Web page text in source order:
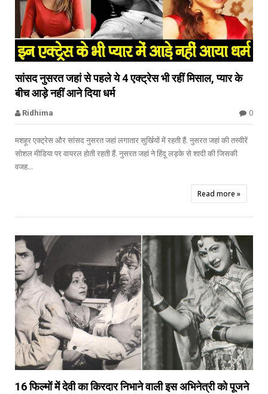
सांसद नुसरत जहां से पहले ये 4 एक्ट्रेस भी रहीं मिसाल, प्यार के
बीच आड़े नहीं आने दिया धर्म
Ridhima 0
मशहूर एक्ट्रेस और सांसद नुसरत जहां लगातार सुर्खियों में रहती हैं. नुसरत जहां की तस्वीरें
सोशल मीडिया पर वायरल होती रहती हैं. नुसरत जहां ने हिंदू लड़के से शादी की जिसकी
वजह...
Read more »

Sohail Khan
16 फिल्मों में देवी का किरदार निभाने वाली इस अभिनेत्री को पूजने